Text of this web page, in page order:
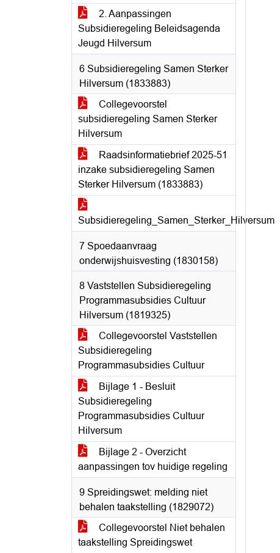
2. Aanpassingen
Subsidieregeling Beleidsagenda
Jeugd Hilversum
6 Subsidieregeling Samen Sterker
Hilversum (1833883)
Collegevoorstel
subsidieregeling Samen Sterker
Hilversum
Raadsinformatiebrief 2025-51
inzake subsidieregeling Samen
Sterker Hilversum (1833883)
Subsidieregeling_Samen_Sterker_Hilversum
7 Spoedaanvraag
onderwijshuisvesting (1830158)
8 Vaststellen Subsidieregeling
Programmasubsidies Cultuur
Hilversum (1819325)
Collegevoorstel Vaststellen
Subsidieregeling
Programmasubsidies Cultuur
Bijlage 1 - Besluit
Subsidieregeling
Programmasubsidies Cultuur
Hilversum
Bijlage 2 - Overzicht
aanpassingen tov huidige regeling
9 Spreidingswet: melding niet
behalen taakstelling (1829072)
Collegevoorstel Niet behalen
taakstelling Spreidingswet